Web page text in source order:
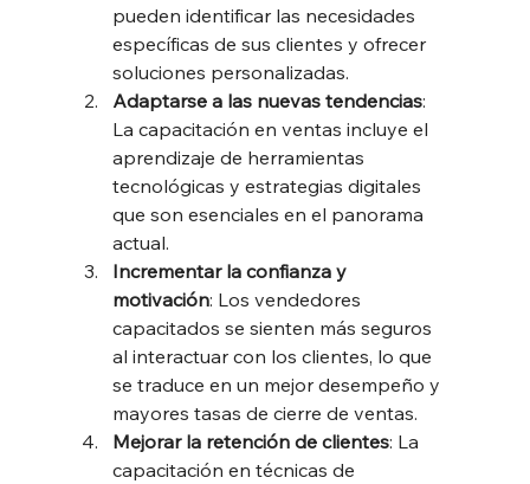
pueden identificar las necesidades
específicas de sus clientes y ofrecer
soluciones personalizadas.
Adaptarse a las nuevas tendencias:
La capacitación en ventas incluye el
aprendizaje de herramientas
tecnológicas y estrategias digitales
que son esenciales en el panorama
actual.
Incrementar la confianza y
motivación: Los vendedores
capacitados se sienten más seguros
al interactuar con los clientes, lo que
se traduce en un mejor desempeño y
mayores tasas de cierre de ventas.
Mejorar la retención de clientes: La
capacitación en técnicas de